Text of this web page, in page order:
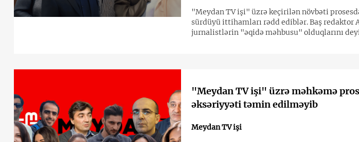
"Meydan TV işi" üzrə keçirilən növbəti
sürdüyü ittihamları rədd ediblər. Baş redaktor
jurnalistlərin "əqidə məhbusu" olduqlarını
"Meydan TV işi" üzrə məhkəmə
əksəriyyəti təmin edilməyib
Meydan TV işi